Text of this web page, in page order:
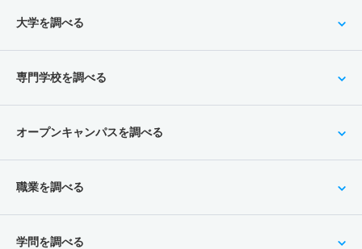
大学を調べる
専門学校を調べる
オープンキャンパスを調べる
職業を調べる
学問を調べる